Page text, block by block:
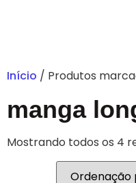
Início / Produtos
manga
Mostrando todos os 4